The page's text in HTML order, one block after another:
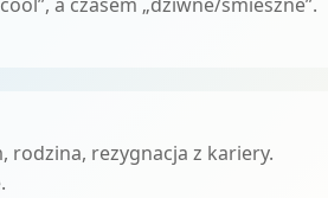
rezygnacja z kariery.